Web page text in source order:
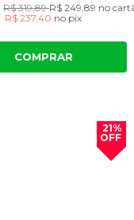
R$ 319,89R$ 249,89 no
R$ 237,40 no pix
COMPRAR
21%
OFF